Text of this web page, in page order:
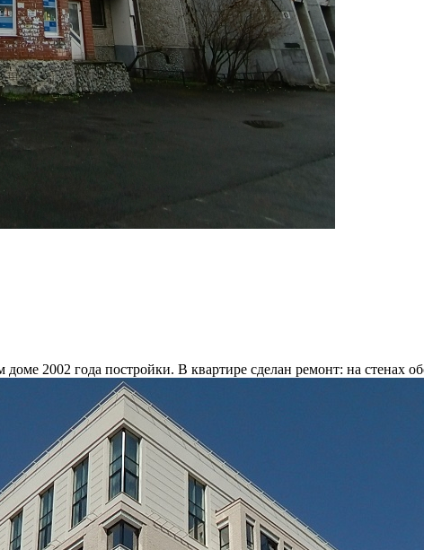
2002 года постройки. В квартире сделан ремонт: на стенах